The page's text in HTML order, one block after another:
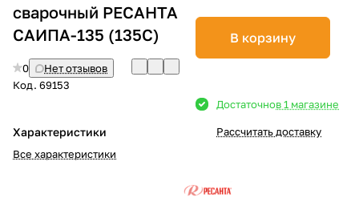
сварочный РЕСАНТА
САИПА-135 (135С)
0
Нет отзывов
Код. 69153
Характеристики
Все характеристики
В корзину
Достаточнов 1 магазине
Рассчитать доставку
Сегодня
25 %
% картой любого банка